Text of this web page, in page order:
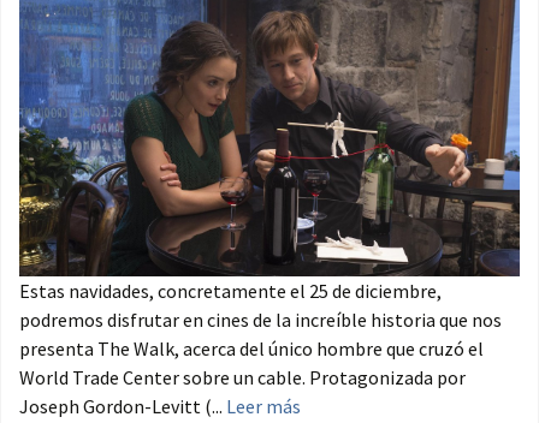
Estas navidades, concretamente el 25 de diciembre,
podremos disfrutar en cines de la increíble historia que nos
presenta The Walk, acerca del único hombre que cruzó el
World Trade Center sobre un cable. Protagonizada por
Joseph Gordon-Levitt (... Leer más